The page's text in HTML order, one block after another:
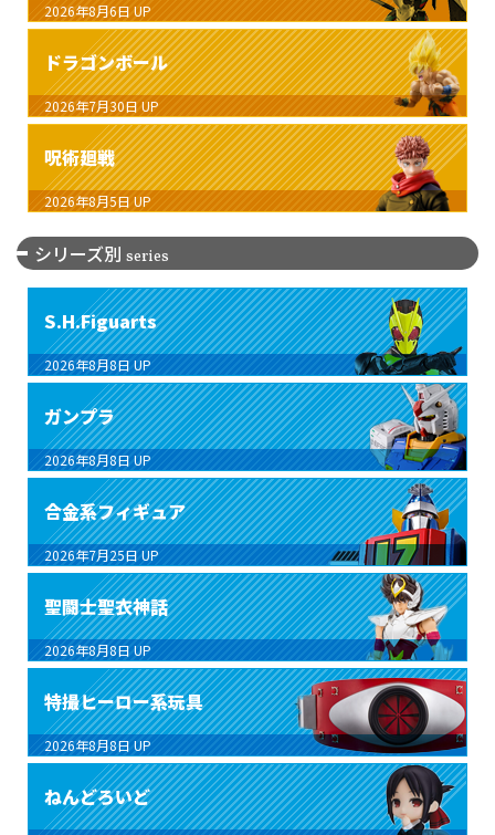
2026年8月6日 UP
ドラゴンボール
2026年7月30日 UP
呪術廻戦
2026年8月5日 UP
シリーズ別 series
S.H.Figuarts
2026年8月8日 UP
ガンプラ
2026年8月8日 UP
合金系フィギュア
2026年7月25日 UP
聖闘士聖衣神話
2026年8月8日 UP
特撮ヒーロー系玩具
2026年8月8日 UP
ねんどろいど